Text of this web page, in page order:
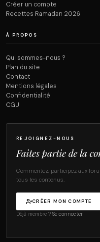
Créer un compte
Recettes Ramadan 2026
À PROPOS
Qui sommes-nous ?
Plan du site
Contact
Mentions légales
Confidentialité
CGU
REJOIGNEZ-NOUS
Faites partie de la
Commentez, participez aux
tous les contenus.
CRÉER MON COMPTE
Déjà membre ? Se connecter